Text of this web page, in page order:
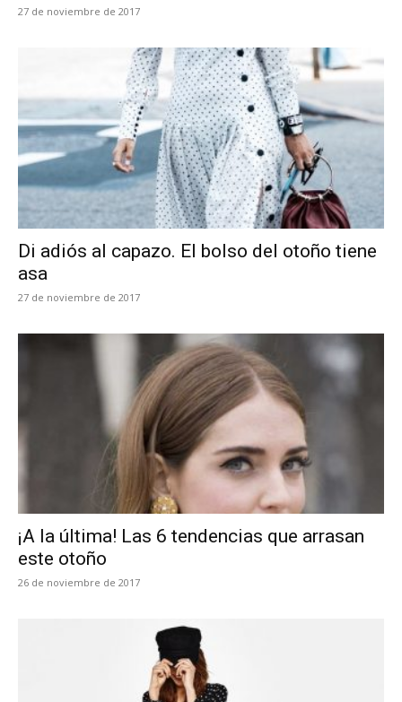
27 de noviembre de 2017
Di adiós al capazo. El bolso del otoño tiene
asa
27 de noviembre de 2017
¡A la última! Las 6 tendencias que arrasan
este otoño
26 de noviembre de 2017